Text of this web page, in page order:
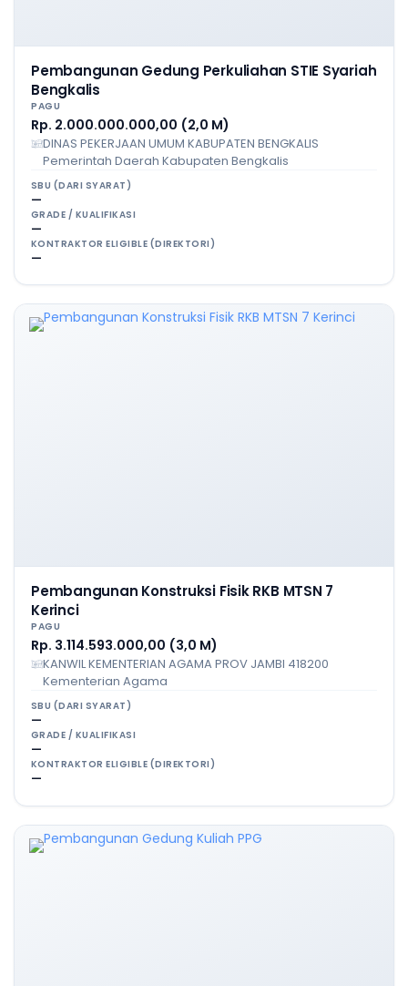
Pembangunan Gedung Perkuliahan STIE Syariah
Bengkalis
PAGU
Rp. 2.000.000.000,00 (2,0 M)
DINAS PEKERJAAN UMUM KABUPATEN BENGKALIS
Pemerintah Daerah Kabupaten Bengkalis
SBU (DARI SYARAT)
—
GRADE / KUALIFIKASI
—
KONTRAKTOR ELIGIBLE (DIREKTORI)
—
Pembangunan Konstruksi Fisik RKB MTSN 7
Kerinci
PAGU
Rp. 3.114.593.000,00 (3,0 M)
KANWIL KEMENTERIAN AGAMA PROV JAMBI 418200
Kementerian Agama
SBU (DARI SYARAT)
—
GRADE / KUALIFIKASI
—
KONTRAKTOR ELIGIBLE (DIREKTORI)
—